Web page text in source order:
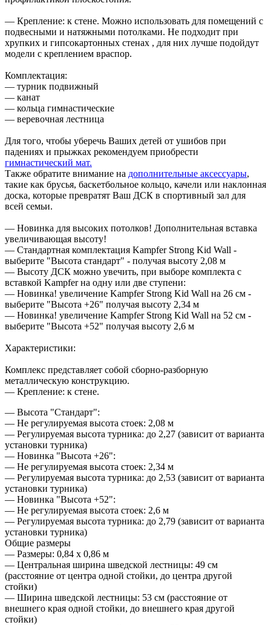
— Крепление: к стене. Можно использовать для помещений с
подвесными и натяжными потолками. Не подходит при
хрупких и гипсокартонных стенах , для них лучше подойдут
модели с креплением враспор.
Комплектация:
— турник подвижный
— канат
— кольца гимнастические
— веревочная лестница
Для того, чтобы уберечь Ваших детей от ушибов при
падениях и прыжках рекомендуем приобрести
гимнастический мат.
Также обратите внимание на дополнительные аксессуары,
такие как брусья, баскетбольное кольцо, качели или наклонная
доска, которые превратят Ваш ДСК в спортивный зал для
всей семьи.
— Новинка для высоких потолков! Дополнительная вставка
увеличивающая высоту!
— Стандартная комплектация Kampfer Strong Kid Wall -
выберите "Высота стандарт" - получая высоту 2,08 м
— Высоту ДСК можно увечить, при выборе комплекта с
вставкой Kampfer на одну или две ступени:
— Новинка! увеличение Kampfer Strong Kid Wall на 26 cм -
выберите "Высота +26" получая высоту 2,34 м
— Новинка! увеличение Kampfer Strong Kid Wall на 52 cм -
выберите "Высота +52" получая высоту 2,6 м
Характеристики:
Комплекс представляет собой сборно-разборную
металлическую конструкцию.
— Крепление: к стене.
— Высота "Стандарт":
— Не регулируемая высота стоек: 2,08 м
— Регулируемая высота турника: до 2,27 (зависит от варианта
установки турника)
— Новинка "Высота +26":
— Не регулируемая высота стоек: 2,34 м
— Регулируемая высота турника: до 2,53 (зависит от варианта
установки турника)
— Новинка "Высота +52":
— Не регулируемая высота стоек: 2,6 м
— Регулируемая высота турника: до 2,79 (зависит от варианта
установки турника)
Общие размеры
— Размеры: 0,84 х 0,86 м
— Центральная ширина шведской лестницы: 49 см
(расстояние от центра одной стойки, до центра другой
стойки)
— Ширина шведской лестницы: 53 см (расстояние от
внешнего края одной стойки, до внешнего края другой
стойки)